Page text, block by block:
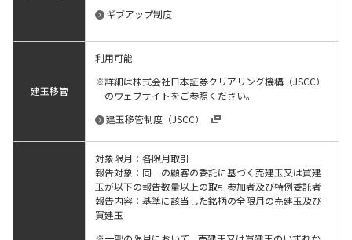
ギブアップ制度
建玉移管
利用可能
詳細は株式会社日本証券クリアリング機構（JSCC）
のウェブサイトをご参照ください。
建玉移管制度（JSCC）
対象限月：各限月取引
報告対象：同一の顧客の委託に基づく売建玉又は買建
玉が以下の報告数量以上の取引参加者及び特例委託者
報告内容：基準に該当した銘柄の全限月の売建玉及び
買建玉